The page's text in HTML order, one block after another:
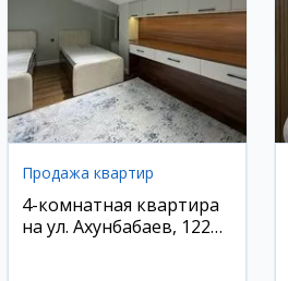
Продажа квартир
4-комнатная квартира
на ул. Ахунбабаев, 122